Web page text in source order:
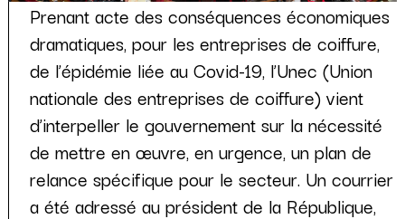
Prenant acte des conséquences économiques
dramatiques, pour les entreprises de coiffure,
de l’épidémie liée au Covid-19, l’Unec (Union
nationale des entreprises de coiffure) vient
d’interpeller le gouvernement sur la nécessité
de mettre en œuvre, en urgence, un plan de
relance spécifique pour le secteur. Un courrier
a été adressé au président de la République,